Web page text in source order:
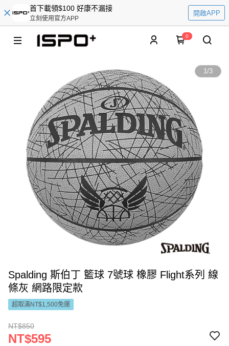
首下載領$100 好康不漏接
立刻使用官方APP
開啟APP
0
1/3
Spalding 斯伯丁 籃球 7號球 橡膠 Flight系列 線
條灰 網路限定款
超取滿NT$1,500免運
NT$850
NT$595